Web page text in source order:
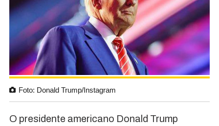
Foto: Donald Trump/Instagram
O presidente americano Donald Trump